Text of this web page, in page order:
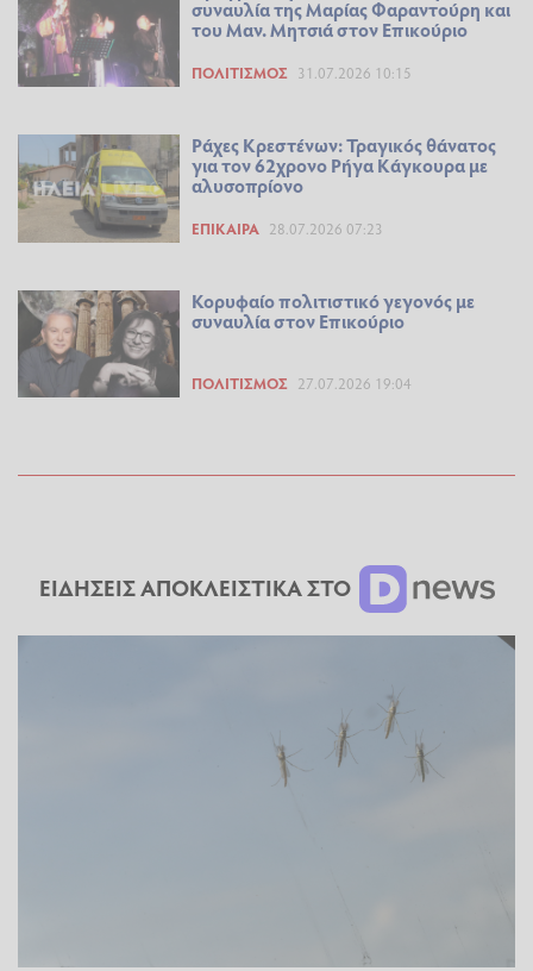
συναυλία της Μαρίας Φαραντούρη και
του Μαν. Μητσιά στον Επικούριο
ΠΟΛΙΤΙΣΜΌΣ 31.07.2026 10:15
Ράχες Κρεστένων: Τραγικός θάνατος
για τον 62χρονο Ρήγα Κάγκουρα με
αλυσοπρίονο
ΕΠΊΚΑΙΡΑ 28.07.2026 07:23
Κορυφαίο πολιτιστικό γεγονός με
συναυλία στον Επικούριο
ΠΟΛΙΤΙΣΜΌΣ 27.07.2026 19:04
ΕΙΔΗΣΕΙΣ ΑΠΟΚΛΕΙΣΤΙΚΑ ΣΤΟ